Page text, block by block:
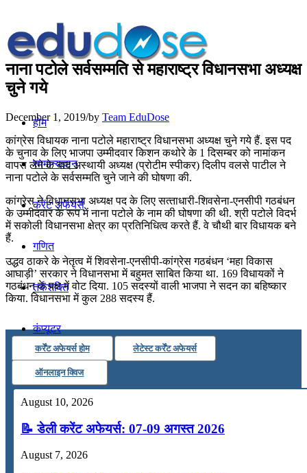
होम
सामान्यज्ञान
करेंट अफेयर्स
गणित
तर्कशक्ति
कंप्यूटर
अंग्रेजी
मॉक टेस्ट
टुडेज जीके
नाना पटोले सर्वसम्‍मति से महाराष्‍ट्र विधानसभा अध्‍यक्ष
चुने गये
December 1, 2019/by Team EduDose
कांग्रेस विधायक नाना पटोले महाराष्‍ट्र विधानसभा अध्‍यक्ष चुने गये हैं. इस पद
के चुनाव के लिए भाजपा उम्‍मीदवार किशन कथोरे के 1 दिसम्बर को नामांकन
वापस लेने के बाद अस्‍थायी अध्‍यक्ष (प्रोटीम स्पीकर) दिलीप वलसे पाटील ने
नाना पटोले के सर्वसम्‍मति चुने जाने की घोषणा की.
कांग्रेस ने विधानसभा अध्‍यक्ष पद के लिए सत्‍ताधारी-शिवसेना-एनसीपी गठबंधन
के उम्‍मीदवार के रूप में नाना पटोले के नाम की घोषणा की थी. श्री पटोले विदर्भ
में सकोली विधानसभा क्षेत्र का प्रतिनिधित्‍व करते हैं. वे चौथी बार विधायक बने
हैं.
उद्धव ठाकरे के नेतृत्‍व में शिवसेना-एनसीपी-कांग्रेस गठबंधन ‘महा विकास
आघाड़ी’ सरकार ने विधानसभा में बहुमत साबित किया था. 169 विधायकों ने
गठबंधन के पक्ष में वोट दिया. 105 सदस्‍यों वाली भाजपा ने सदन का बहिष्‍कार
किया. विधानसभा में कुल 288 सदस्‍य हैं.
कर्रेंट अफेयर्स होम लेटेस्ट कर्रेंट अफेयर्स
ऑनलाइन क्विज
August 10, 2026
📝 डेली करेंट अफेयर्स: 07-09 अगस्त 2026
August 7, 2026